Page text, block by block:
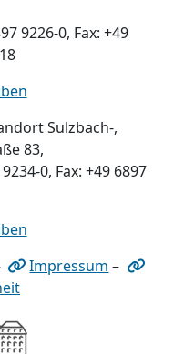
9226-0, Fax: +49
Sulzbach-,
83,
0, Fax: +49 6897
Impressum –